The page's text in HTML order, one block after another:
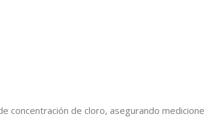
de cloro, asegurando